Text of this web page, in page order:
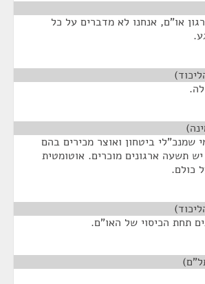
או"ם, אנחנו לא מדברים על כל
שמנכ"לי ביטחון ואוצר מכירים בהם
יש תשעה ארגונים מוכרים. אוטומטית
כולם.
תחת הכיסוי של האו"ם.